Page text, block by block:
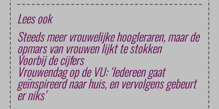
Lees ook
Steeds meer vrouwelijke hoogleraren, maar de
opmars van vrouwen lijkt te stokken
Voorbij de cijfers
Vrouwendag op de VU: ‘Iedereen gaat
geïnspireerd naar huis, en vervolgens gebeurt
er niks’